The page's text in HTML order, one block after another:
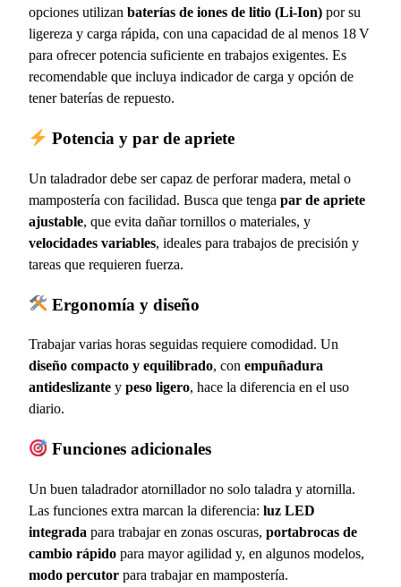
opciones utilizan baterías de iones de litio (Li-Ion) por su
ligereza y carga rápida, con una capacidad de al menos 18 V
para ofrecer potencia suficiente en trabajos exigentes. Es
recomendable que incluya indicador de carga y opción de
tener baterías de repuesto.
Potencia y par de apriete
Un taladrador debe ser capaz de perforar madera, metal o
mampostería con facilidad. Busca que tenga par de apriete
ajustable, que evita dañar tornillos o materiales, y
velocidades variables, ideales para trabajos de precisión y
tareas que requieren fuerza.
Ergonomía y diseño
Trabajar varias horas seguidas requiere comodidad. Un
diseño compacto y equilibrado, con empuñadura
antideslizante y peso ligero, hace la diferencia en el uso
diario.
Funciones adicionales
Un buen taladrador atornillador no solo taladra y atornilla.
Las funciones extra marcan la diferencia: luz LED
integrada para trabajar en zonas oscuras, portabrocas de
cambio rápido para mayor agilidad y, en algunos modelos,
modo percutor para trabajar en mampostería.